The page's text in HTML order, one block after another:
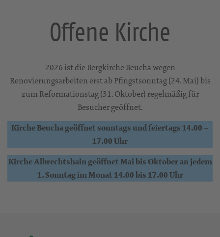
Offene Kirche
2026 ist die Bergkirche Beucha wegen
Renovierungsarbeiten erst ab Pfingstsonntag (24. Mai) bis
zum Reformationstag (31. Oktober) regelmäßig für
Besucher geöffnet.
Kirche Beucha geöffnet sonntags und feiertags 14.00 –
17.00 Uhr
Kirche Albrechtshain geöffnet Mai bis Oktober an jedem
1. Sonntag im Monat 14.00 bis 17.00 Uhr